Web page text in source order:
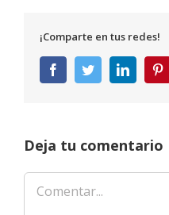
¡Comparte en tus redes!
FacebookTwitterLinkedIn
Deja tu comentario
Comentar